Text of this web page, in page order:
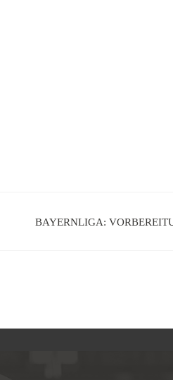
BAYERNLIGA: